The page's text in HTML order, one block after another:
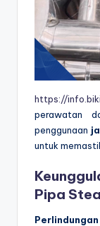
https://
perawatan
penggunaan
untuk
Pipa